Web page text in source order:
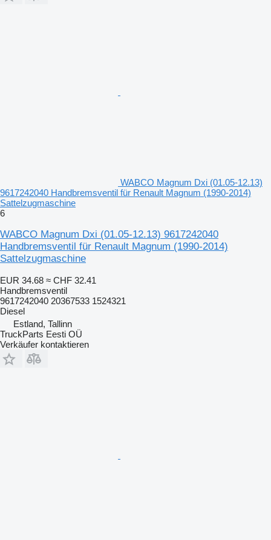
WABCO Magnum Dxi (01.05-12.13)
9617242040 Handbremsventil für Renault Magnum (1990-2014)
Sattelzugmaschine
6
WABCO Magnum Dxi (01.05-12.13) 9617242040
Handbremsventil für Renault Magnum (1990-2014)
Sattelzugmaschine
EUR 34.68 ≈ CHF 32.41
Handbremsventil
9617242040 20367533 1524321
Diesel
Estland, Tallinn
TruckParts Eesti OÜ
Verkäufer kontaktieren